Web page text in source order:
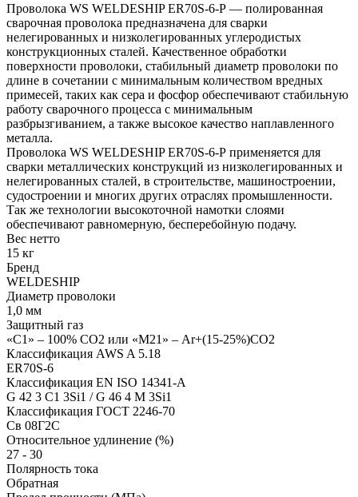
Проволока WS WELDESHIP ER70S-6-Р — полированная
сварочная проволока предназначена для сварки
нелегированных и низколегированных углеродистых
конструкционных сталей. Качественное обработки
поверхности проволоки, стабильный диаметр проволоки по
длине в сочетании с минимальным количеством вредных
примесей, таких как сера и фосфор обеспечивают стабильную
работу сварочного процесса с минимальным
разбрызгиванием, а также высокое качество наплавленного
металла.
Проволока WS WELDESHIP ER70S-6-Р применяется для
сварки металлических конструкций из низколегированных и
нелегированных сталей, в строительстве, машиностроении,
судостроении и многих других отраслях промышленности.
Так же технологии высокоточной намотки слоями
обеспечивают равномерную, бесперебойную подачу.
Вес нетто
15 кг
Бренд
WELDESHIP
Диаметр проволоки
1,0 мм
Защитный газ
«С1» – 100% СО2 или «М21» – Ar+(15-25%)CO2
Классификация AWS A 5.18
ER70S-6
Классификация EN ISO 14341-A
G 42 3 C1 3Si1 / G 46 4 М 3Si1
Классификация ГОСТ 2246-70
Св 08Г2С
Относительное удлинение (%)
27 - 30
Полярность тока
Обратная